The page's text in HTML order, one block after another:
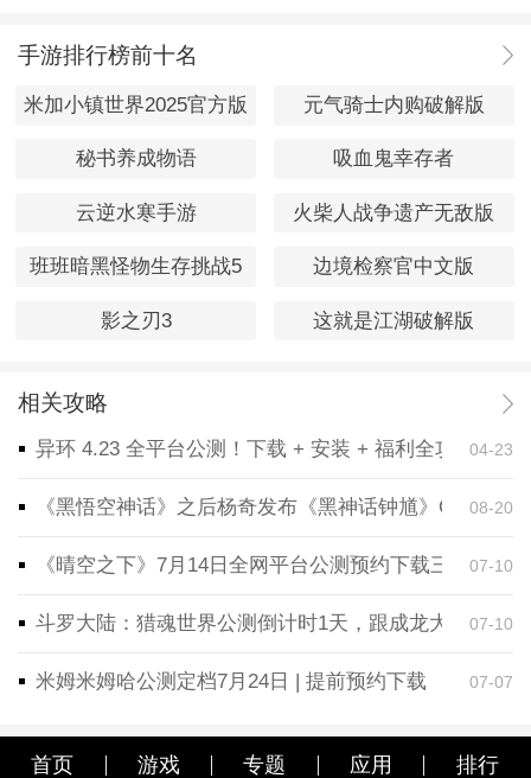
手游排行榜前十名
米加小镇世界2025官方版 元气骑士内购破解版
秘书养成物语 吸血鬼幸存者
云逆水寒手游 火柴人战争遗产无敌版
班班暗黑怪物生存挑战5 边境检察官中文版
影之刃3 这就是江湖破解版
相关攻略
异环 4.23 全平台公测！下载 + 安装 + 福利全攻略，一
04-23
《黑悟空神话》之后杨奇发布《黑神话钟馗》CG！预
08-20
《晴空之下》7月14日全网平台公测预约下载三端同步
07-10
斗罗大陆：猎魂世界公测倒计时1天，跟成龙大哥一起
07-10
米姆米姆哈公测定档7月24日 | 提前预约下载 07-07
首页 游戏 专题 应用 排行